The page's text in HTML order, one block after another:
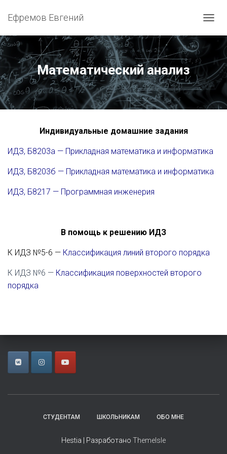
Ефремов Евгений
Математический анализ
Индивидуальные домашние задания
ИДЗ, Б8203а — Прикладная математика и информатика
ИДЗ, Б8203б — Прикладная математика и информатика
ИДЗ, Б8217 — Программная инженерия
В помощь к решению ИДЗ
К ИДЗ №5-6 — Классификация линий второго порядка
К ИДЗ №6 — Классификация поверхностей второго
порядка
СТУДЕНТАМ ШКОЛЬНИКАМ ОБО МНЕ
Hestia | Разработано ThemeIsle